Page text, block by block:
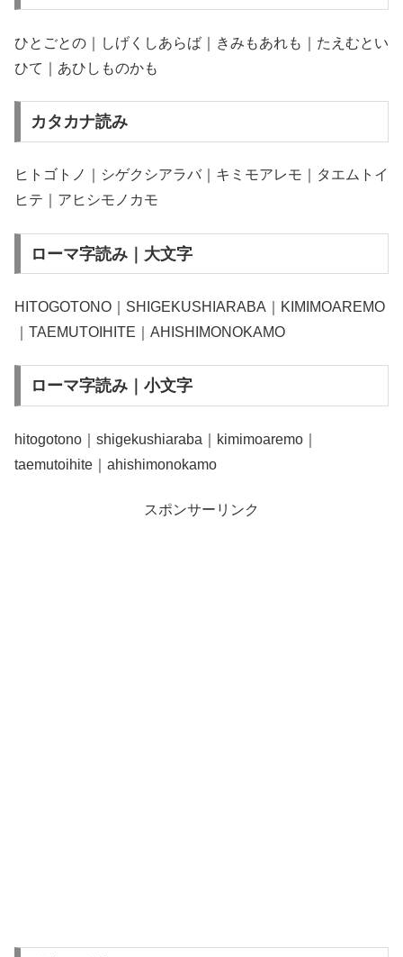
ひとごとの｜しげくしあらば｜きみもあれも｜たえむとい
ひて｜あひしものかも
カタカナ読み
ヒトゴトノ｜シゲクシアラバ｜キミモアレモ｜タエムトイ
ヒテ｜アヒシモノカモ
ローマ字読み｜大文字
HITOGOTONO｜SHIGEKUSHIARABA｜KIMIMOAREMO
｜TAEMUTOIHITE｜AHISHIMONOKAMO
ローマ字読み｜小文字
hitogotono｜shigekushiaraba｜kimimoaremo｜
taemutoihite｜ahishimonokamo
スポンサーリンク